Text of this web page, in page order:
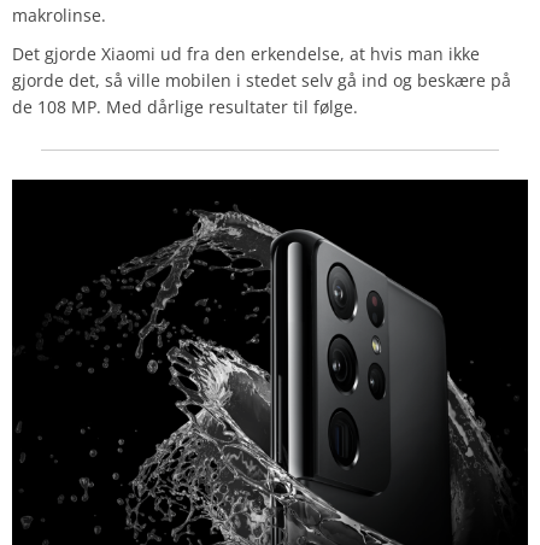
makrolinse.
Det gjorde Xiaomi ud fra den erkendelse, at hvis man ikke
gjorde det, så ville mobilen i stedet selv gå ind og beskære på
de 108 MP. Med dårlige resultater til følge.